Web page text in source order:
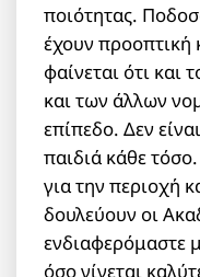
ποιότητας.
έχουν προοπτική
φαίνεται ότι
και των άλλων
επίπεδο. Δεν
παιδιά κάθε
για την περιοχή
δουλεύουν οι
ενδιαφερόμαστε
όσο γίνεται